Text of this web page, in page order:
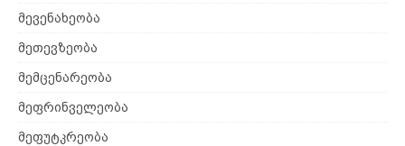
მევენახეობა
მეთევზეობა
მემცენარეობა
მეფრინველეობა
მეფუტკრეობა